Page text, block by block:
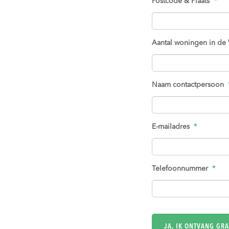
Aantal woningen in de
Naam contactpersoon
E-mailadres *
Telefoonnummer *